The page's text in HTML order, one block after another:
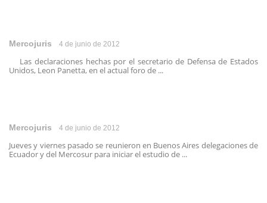
Mercojuris 4 de junio de 2012
Las declaraciones hechas por el secretario de Defensa de Estados
Unidos, Leon Panetta, en el actual foro de ...
Mercojuris 4 de junio de 2012
Jueves y viernes pasado se reunieron en Buenos Aires delegaciones de
Ecuador y del Mercosur para iniciar el estudio de ...